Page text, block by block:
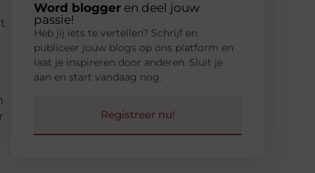
Word blogger en deel jouw
passie!
Heb jij iets te vertellen? Schrijf en
publiceer jouw blogs op ons platform en
laat je inspireren door anderen. Sluit je
aan en start vandaag nog.
Registreer nu!